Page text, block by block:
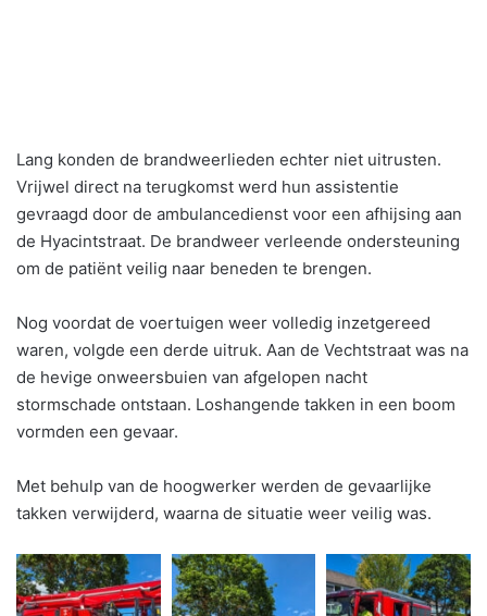
Lang konden de brandweerlieden echter niet uitrusten.
Vrijwel direct na terugkomst werd hun assistentie
gevraagd door de ambulancedienst voor een afhijsing aan
de Hyacintstraat. De brandweer verleende ondersteuning
om de patiënt veilig naar beneden te brengen.
Nog voordat de voertuigen weer volledig inzetgereed
waren, volgde een derde uitruk. Aan de Vechtstraat was na
de hevige onweersbuien van afgelopen nacht
stormschade ontstaan. Loshangende takken in een boom
vormden een gevaar.
Met behulp van de hoogwerker werden de gevaarlijke
takken verwijderd, waarna de situatie weer veilig was.